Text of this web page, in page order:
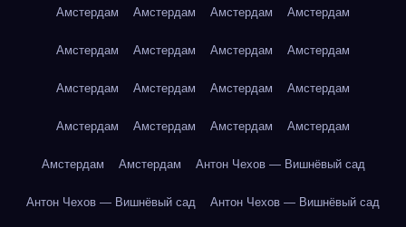
Амстердам Амстердам Амстердам Амстердам
Амстердам Амстердам Амстердам Амстердам
Амстердам Амстердам Амстердам Амстердам
Амстердам Амстердам Амстердам Амстердам
Амстердам Амстердам Антон Чехов — Вишнёвый сад
Антон Чехов — Вишнёвый сад Антон Чехов — Вишнёвый сад